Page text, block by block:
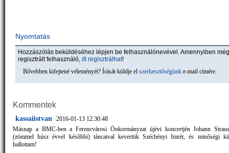
Nyomtatás
Hozzászólás beküldéséhez lépjen be felhasználónevével. Amennyiben
regisztrált felhasználó, itt regisztrálhat!
Bővebben kifejtené véleményét? Írását küldje el szerkesztőségünk e-mail címére.
Kommentek
kassaiistvan 2016-01-13 12:30:48
Másnap a BMC-ben a Ferencvárosi Önkormányzat újévi koncertjén Johann
(zömmel húsz évvel későbbi) táncaival kevertük Széchényi Imrét, és minőségi
hallottam!